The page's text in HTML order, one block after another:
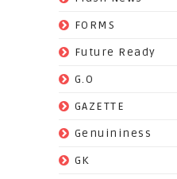
FORMS
Future Ready
G.O
GAZETTE
Genuininess
GK